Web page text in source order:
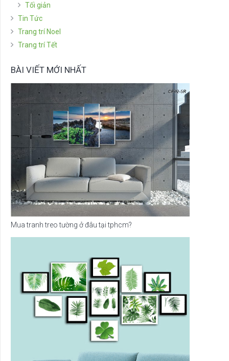
Tối giản
Tin Tức
Trang trí Noel
Trang trí Tết
BÀI VIẾT MỚI NHẤT
Mua tranh treo tường ở đâu tại tphcm?